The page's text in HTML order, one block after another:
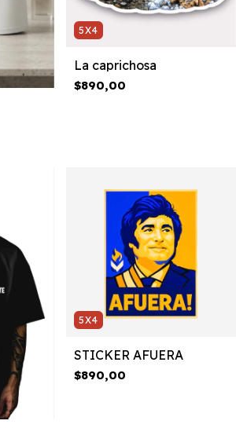
5X4
La caprichosa
$890,00
5X4
STICKER AFUERA
$890,00